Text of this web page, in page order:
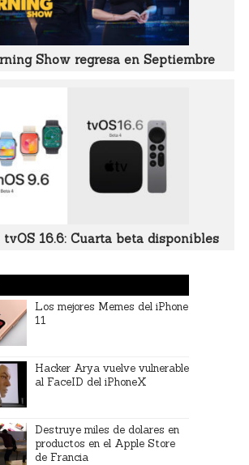
Show regresa en Septiembre
16.6: Cuarta beta disponibles
Los mejores Memes del iPhone
11
Hacker Arya vuelve vulnerable
al FaceID del iPhoneX
Destruye miles de dolares en
productos en el Apple Store
de Francia